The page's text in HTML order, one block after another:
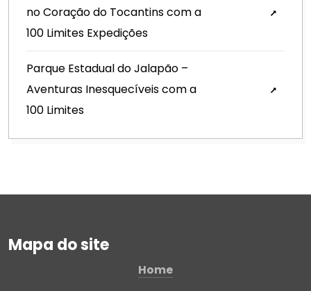
no Coração do Tocantins com a
100 Limites Expedições
Parque Estadual do Jalapão –
Aventuras Inesquecíveis com a
100 Limites
Mapa do site
Home